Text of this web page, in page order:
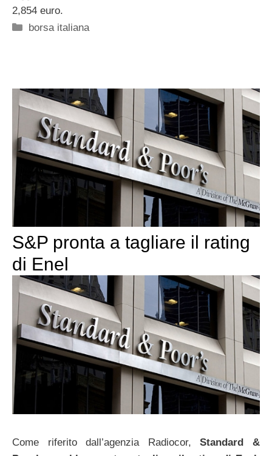
2,854 euro.
Categorie
borsa italiana
S&P pronta a tagliare il rating
di Enel
Come riferito dall’agenzia Radiocor,Standard &